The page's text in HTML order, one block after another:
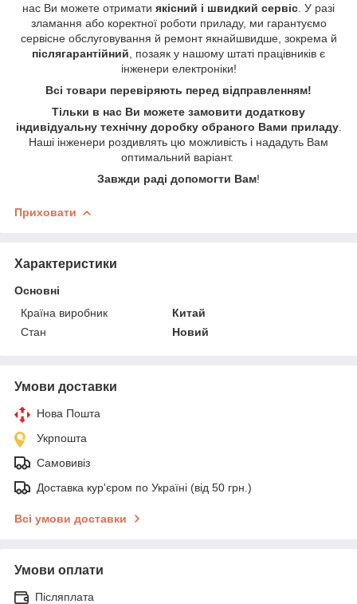
нас Ви можете отримати якісний і швидкий сервіс . У разі
зламання або коректної роботи приладу, ми гарантуємо
сервісне обслуговування й ремонт якнайшвидше, зокрема й
післягарантійний , позаяк у нашому штаті працівників є
інженери електроніки!
Всі товари перевіряють перед відправленням!
Тільки в нас Ви можете замовити додаткову
індивідуальну технічну доробку обраного Вами приладу.
Наші інженери роздивлять цю можливість і нададуть Вам
оптимальний варіант.
Завжди раді допомогти Вам!
Приховати
Характеристики
Основні
Країна виробник
Китай
Стан
Новий
Умови доставки
Нова Пошта
Укрпошта
Самовивіз
Доставка кур'єром по Україні (від 50 грн.)
Всі умови доставки
Умови оплати
Післяплата